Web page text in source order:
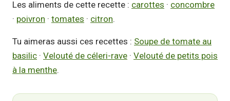
Les aliments de cette recette : carottes · concombre
· poivron · tomates · citron.
Tu aimeras aussi ces recettes : Soupe de tomate au
basilic · Velouté de céleri-rave · Velouté de petits pois
à la menthe.